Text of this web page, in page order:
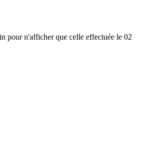
pour n'afficher que celle effectuée le 02